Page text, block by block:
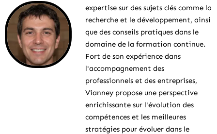
expertise sur des sujets clés comme la
recherche et le développement, ainsi
que des conseils pratiques dans le
domaine de la formation continue.
Fort de son expérience dans
l'accompagnement des
professionnels et des entreprises,
Vianney propose une perspective
enrichissante sur l'évolution des
compétences et les meilleures
stratégies pour évoluer dans le